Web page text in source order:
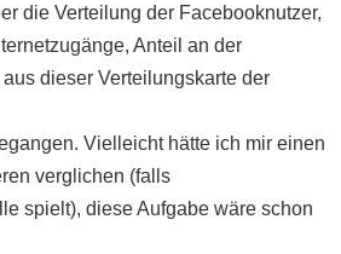
die Verteilung der Facebooknutzer,
Anteil an der
dieser Verteilungskarte der
Vielleicht hätte ich mir einen
verglichen (falls
spielt), diese Aufgabe wäre schon